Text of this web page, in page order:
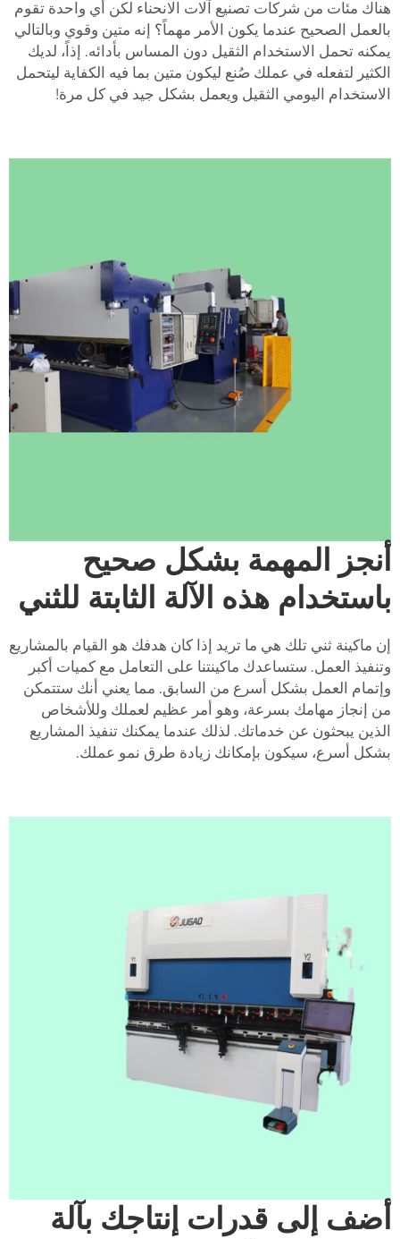
هناك مئات من شركات تصنيع آلات الانحناء لكن أي واحدة تقوم
بالعمل الصحيح عندما يكون الأمر مهماً؟ إنه متين وقوي وبالتالي
يمكنه تحمل الاستخدام الثقيل دون المساس بأدائه. إذاً، لديك
الكثير لتفعله في عملك صُنع ليكون متين بما فيه الكفاية ليتحمل
الاستخدام اليومي الثقيل ويعمل بشكل جيد في كل مرة!
أنجز المهمة بشكل صحيح
باستخدام هذه الآلة الثابتة للثني
إن ماكينة ثني تلك هي ما تريد إذا كان هدفك هو القيام بالمشاريع
وتنفيذ العمل. ستساعدك ماكينتنا على التعامل مع كميات أكبر
وإتمام العمل بشكل أسرع من السابق. مما يعني أنك ستتمكن
من إنجاز مهامك بسرعة، وهو أمر عظيم لعملك وللأشخاص
الذين يبحثون عن خدماتك. لذلك عندما يمكنك تنفيذ المشاريع
بشكل أسرع، سيكون بإمكانك زيادة طرق نمو عملك.
أضف إلى قدرات إنتاجك بآلة